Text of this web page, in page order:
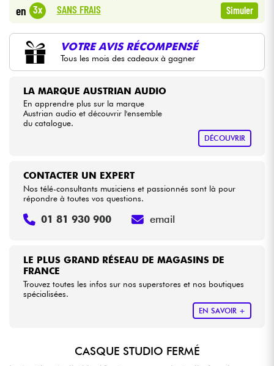
Câbles & Access.
Voir nos marques
en 3x SANS FRAIS Simuler
VOTRE AVIS RÉCOMPENSÉ
Tous les mois des cadeaux à gagner
LA MARQUE AUSTRIAN AUDIO
En apprendre plus sur la marque
Austrian audio et découvrir l'ensemble
du catalogue.
DÉCOUVRIR
LE PLUS GRAND RÉSEAU DE MAGASINS DE
FRANCE
Trouvez toutes les infos sur nos superstores et nos boutiques
spécialisées.
EN SAVOIR +
CONTACTER UN EXPERT
Nos télé-consultants musiciens et passionnés sont là pour
répondre à toutes vos questions.
01 81 930 900 email
CASQUE STUDIO FERMÉ